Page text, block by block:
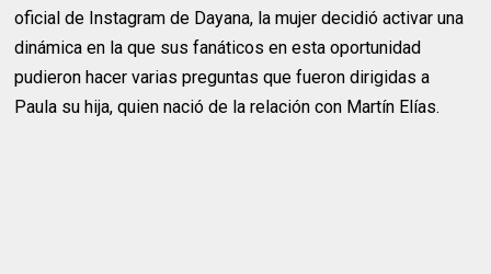
oficial de Instagram de Dayana, la mujer decidió activar una
dinámica en la que sus fanáticos en esta oportunidad
pudieron hacer varias preguntas que fueron dirigidas a
Paula su hija, quien nació de la relación con Martín Elías.